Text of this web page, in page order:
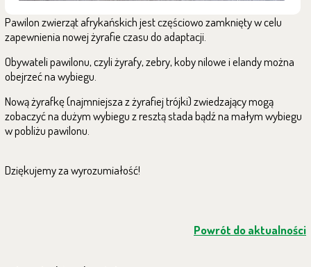
Pawilon zwierząt afrykańskich jest częściowo zamknięty w celu
zapewnienia nowej żyrafie czasu do adaptacji.
Obywateli pawilonu, czyli żyrafy, zebry, koby nilowe i elandy można
obejrzeć na wybiegu.
Nową żyrafkę (najmniejsza z żyrafiej trójki) zwiedzający mogą
zobaczyć na dużym wybiegu z resztą stada bądź na małym wybiegu
w pobliżu pawilonu.
Dziękujemy za wyrozumiałość!
Powrót do aktualności